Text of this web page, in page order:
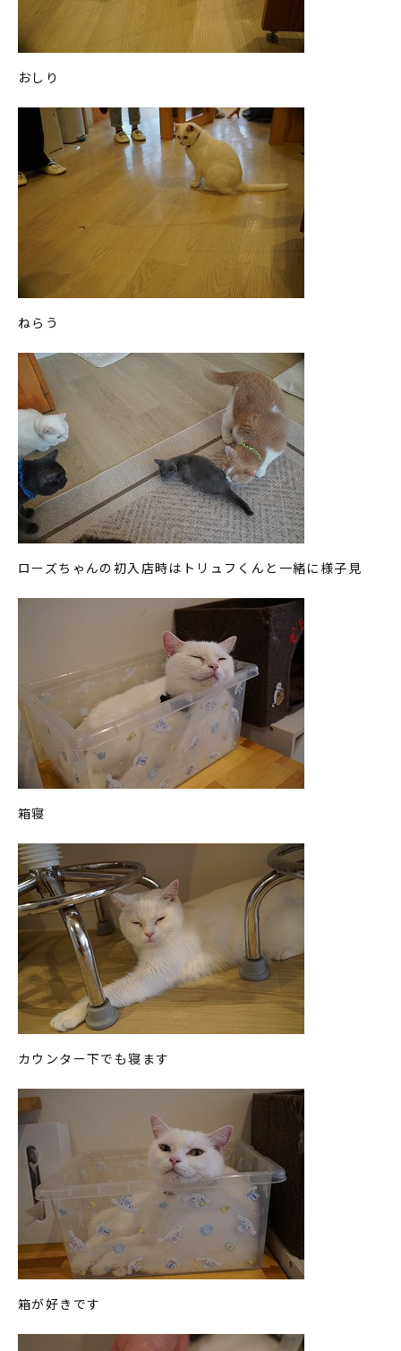
おしり
ねらう
ローズちゃんの初入店時はトリュフくんと一緒に様子見
箱寝
カウンター下でも寝ます
箱が好きです